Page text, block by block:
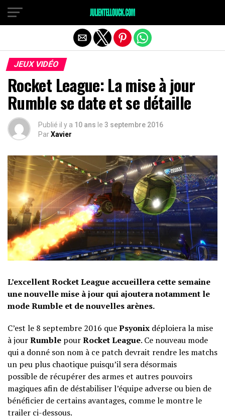
JEUX VIDÉO
Rocket League: La mise à jour
Rumble se date et se détaille
Publié il y a 10 ans le 3 septembre 2016
ParXavier
L’excellent Rocket League accueillera cette semaine
une nouvelle mise à jour qui ajoutera notamment le
mode Rumble et de nouvelles arènes.
C’est le 8 septembre 2016 quePsyonix déploiera la mise
à jourRumble pourRocket League. Ce nouveau mode
qui a donné son nom à ce patch devrait rendre les matchs
un peu plus chaotique puisqu’il sera désormais
possible de récupérer des armes et autres pouvoirs
magiques afin de déstabiliser l’équipe adverse ou bien de
bénéficier de certains avantages, comme le montre le
trailer ci-dessous.